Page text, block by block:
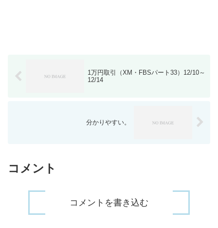
1万円取引（XM・FBSパート33）12/10～
12/14
分かりやすい。
コメント
コメントを書き込む